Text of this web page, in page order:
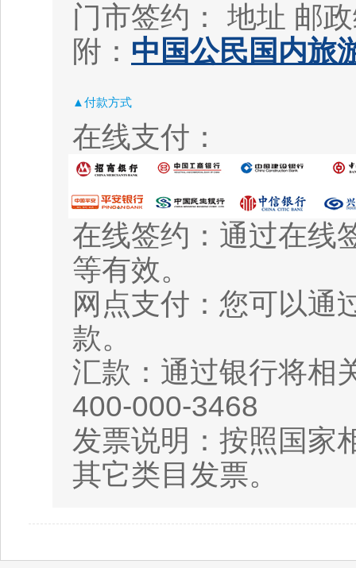
门市签约： 地址 邮
附： 中国公民国内旅
▲付款方式
在线支付：
在线签约：通过在线
等有效。
网点支付：您可以通
款。
汇款：通过银行将相
400-000-3468
发票说明：按照国家
其它类目发票。